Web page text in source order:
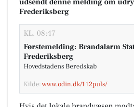
udsendt denne melding om
Frederiksberg
KL. 08:47
Førstemelding: Brandalarm
Frederiksberg
Hovedstadens Beredskab
Kilde:www.odin.dk/112puls/